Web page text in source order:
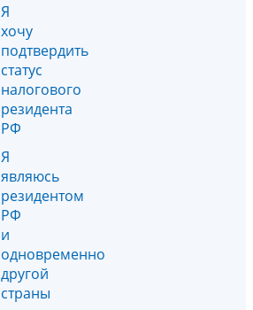
Я
хочу
подтвердить
статус
налогового
резидента
РФ
Я
являюсь
резидентом
РФ
и
одновременно
другой
страны